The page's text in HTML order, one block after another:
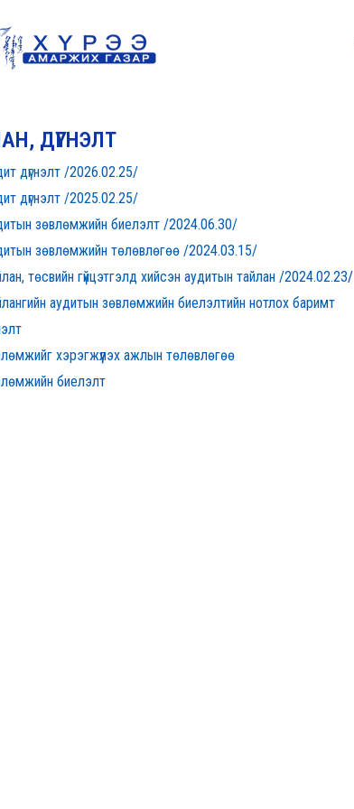
ДҮГНЭЛТ
дүгнэлт /2026.02.25/
дүгнэлт /2025.02.25/
зөвлөмжийн биелэлт /2024.06.30/
зөвлөмжийн төлөвлөгөө /2024.03.15/
төсвийн гүйцэтгэлд хийсэн аудитын тайлан /2024.02.23/
аудитын зөвлөмжийн биелэлтийн нотлох баримт
хэрэгжүүлэх ажлын төлөвлөгөө
биелэлт